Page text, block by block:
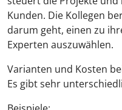
Kunden. Die Kollegen
darum geht, einen zu
Experten auszuwählen.
Varianten und Kosten
Es gibt sehr